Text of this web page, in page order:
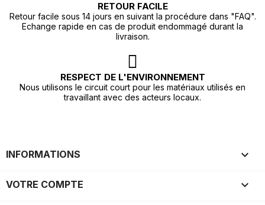
RETOUR FACILE
Retour facile sous 14 jours en suivant la procédure dans "FAQ".
Echange rapide en cas de produit endommagé durant la
livraison.
RESPECT DE L'ENVIRONNEMENT
Nous utilisons le circuit court pour les matériaux utilisés en
travaillant avec des acteurs locaux.
INFORMATIONS 
VOTRE COMPTE 